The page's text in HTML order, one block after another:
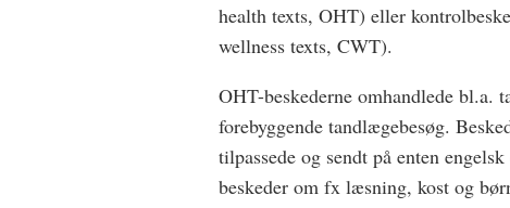
health texts, OHT) eller
wellness texts, CWT).
OHT-beskederne omhandlede bl.a.
forebyggende tandlægebesøg.
tilpassede og sendt på enten
beskeder om fx læsning, kost og